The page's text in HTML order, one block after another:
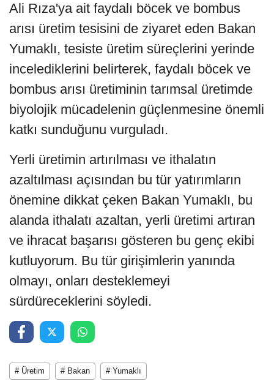
Ali Rıza'ya ait faydalı böcek ve bombus
arısı üretim tesisini de ziyaret eden Bakan
Yumaklı, tesiste üretim süreçlerini yerinde
incelediklerini belirterek, faydalı böcek ve
bombus arısı üretiminin tarımsal üretimde
biyolojik mücadelenin güçlenmesine önemli
katkı sunduğunu vurguladı.
Yerli üretimin artırılması ve ithalatın
azaltılması açısından bu tür yatırımların
önemine dikkat çeken Bakan Yumaklı, bu
alanda ithalatı azaltan, yerli üretimi artıran
ve ihracat başarısı gösteren bu genç ekibi
kutluyorum. Bu tür girişimlerin yanında
olmayı, onları desteklemeyi
sürdüreceklerini söyledi.
# Üretim # Bakan # Yumaklı